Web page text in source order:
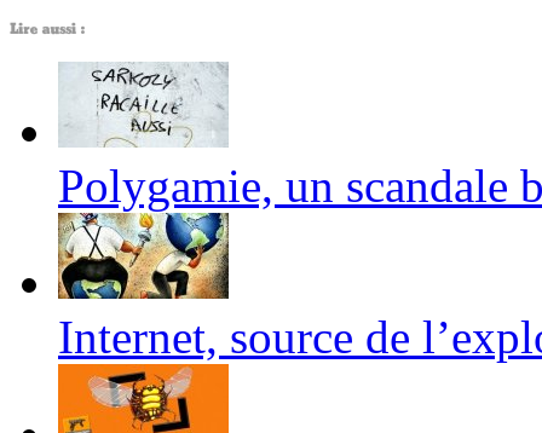
Polygamie, un scandale
Internet, source de